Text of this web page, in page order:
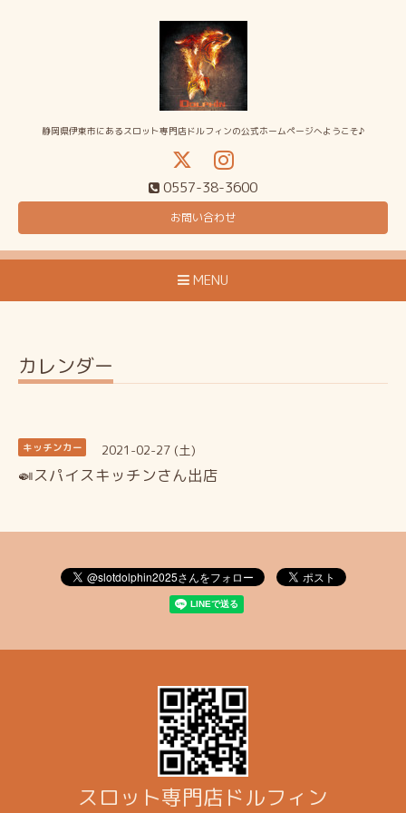
静岡県伊東市にあるスロット専門店ドルフィンの公式ホームページへようこそ♪
0557-38-3600
お問い合わせ
MENU
カレンダー
キッチンカー 2021-02-27 (土)
🍛スパイスキッチンさん出店
スロット専門店ドルフィン